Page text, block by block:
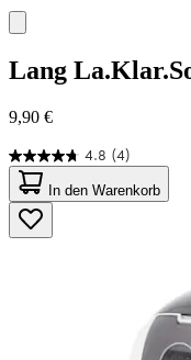
Lang
9,90 €
4.8 (4)
4.8
von
5
Sternen.
4
In den Warenkorb